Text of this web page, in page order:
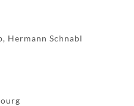
Hermann Schnabl